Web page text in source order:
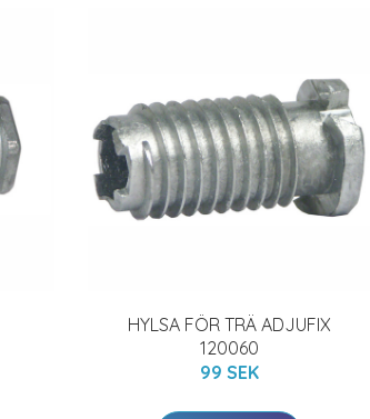
HYLSA FÖR TRÄ ADJUFIX
120060
99 SEK